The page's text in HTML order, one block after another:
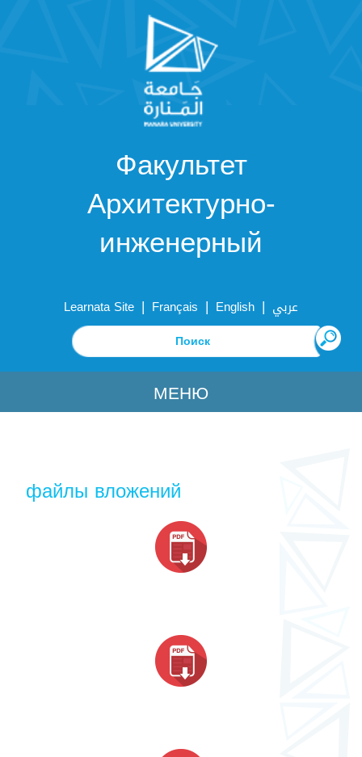
Факультет
Архитектурно-
инженерный
Learnata Site | Français | English | عربي
МЕНЮ
файлы вложений